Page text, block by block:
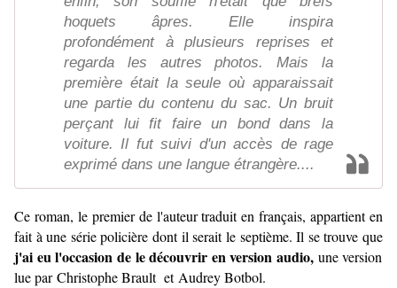
hoquets âpres. Elle inspira
profondément à plusieurs reprises et
regarda les autres photos. Mais la
première était la seule où apparaissait
une partie du contenu du sac. Un bruit
perçant lui fit faire un bond dans la
voiture. Il fut suivi d'un accès de rage
exprimé dans une langue étrangère....
Ce roman, le premier de l'auteur traduit en français, appartient en
fait à une série policière dont il serait le septième. Il se trouve que
j'ai eu l'occasion de le découvrir en version audio, une version
lue par Christophe Brault et Audrey Botbol.